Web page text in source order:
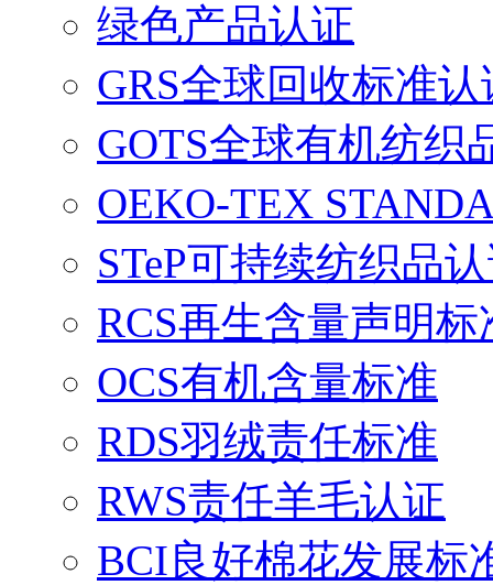
绿色产品认证
GRS全球回收标准认
GOTS全球有机纺织
OEKO-TEX
STeP可持续纺织品
RCS再生含量声明标
OCS有机含量标准
RDS羽绒责任标准
RWS责任羊毛认证
BCI良好棉花发展标